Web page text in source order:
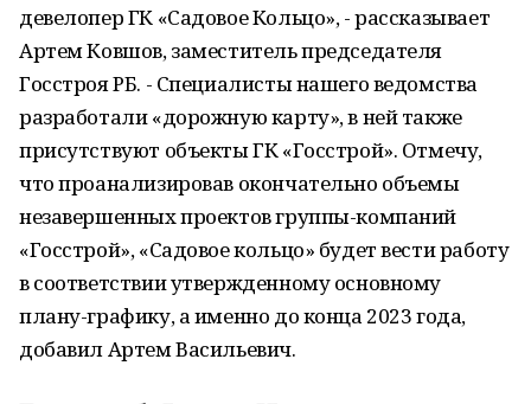
девелопер ГК «Садовое Кольцо», - рассказывает
Артем Ковшов, заместитель председателя
Госстроя РБ. - Специалисты нашего ведомства
разработали «дорожную карту», в ней также
присутствуют объекты ГК «Госстрой». Отмечу,
что проанализировав окончательно объемы
незавершенных проектов группы-компаний
«Госстрой», «Садовое кольцо» будет вести работу
в соответствии утвержденному основному
плану-графику, а именно до конца 2023 года,
добавил Артем Васильевич.